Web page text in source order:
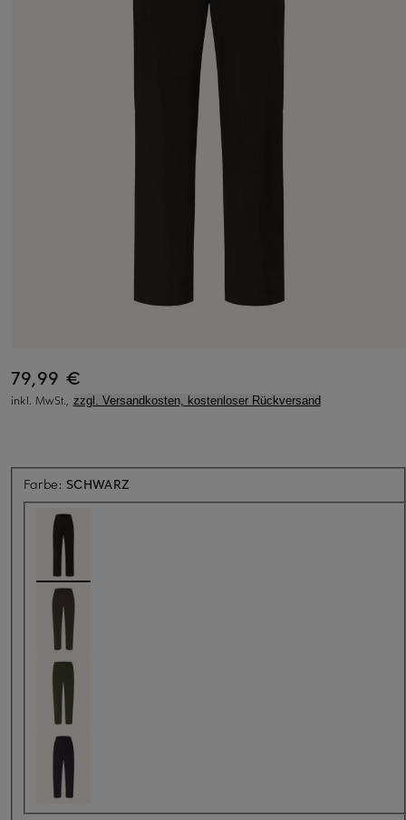
79,99 €
inkl. MwSt., zzgl. Versandkosten, kostenloser Rückversand
Farbe: SCHWARZ